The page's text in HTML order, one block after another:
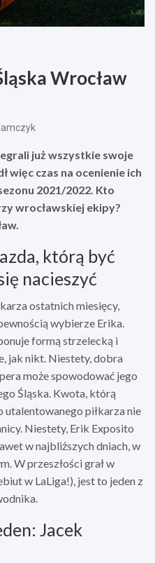
Wrocław
już wszystkie swoje
więc czas na ocenienie ich
2021/2022. Kto
wrocławskiej ekipy?
którą być
nacieszyć
ostatnich miesięcy,
wybierze Erika.
formą strzelecką i
jak nikt. Niestety, dobra
może spowodować jego
Śląska. Kwota, którą
piłkarza nie
Niestety, Erik Exposito
w najbliższych dniach, w
W przeszłości grał w
w LaLiga!), jest to jeden z
Jacek